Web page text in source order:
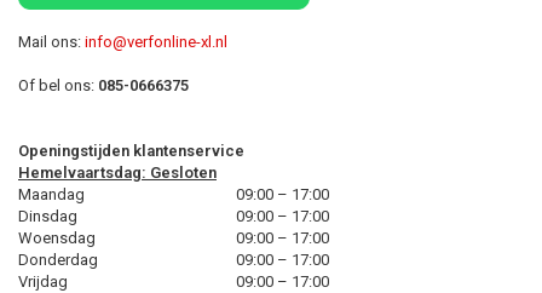
Mail ons: info@verfonline-xl.nl
Of bel ons: 085-0666375
Openingstijden klantenservice
Hemelvaartsdag: Gesloten
Maandag
09:00 – 17:00
Dinsdag
09:00 – 17:00
Woensdag
09:00 – 17:00
Donderdag
09:00 – 17:00
Vrijdag
09:00 – 17:00